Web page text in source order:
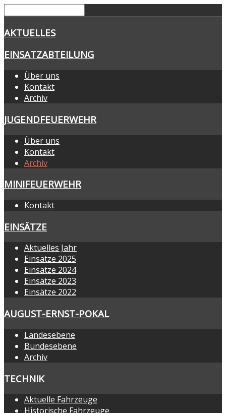
AKTUELLES
EINSATZABTEILUNG
Über uns
Kontakt
Archiv
JUGENDFEUERWEHR
Über uns
Kontakt
Archiv
MINIFEUERWEHR
Kontakt
EINSÄTZE
Aktuelles Jahr
Einsätze 2025
Einsätze 2024
Einsätze 2023
Einsätze 2022
AUGUST-ERNST-POKAL
Landesebene
Bundesebene
Archiv
TECHNIK
Aktuelle Fahrzeuge
Historische Fahrzeuge